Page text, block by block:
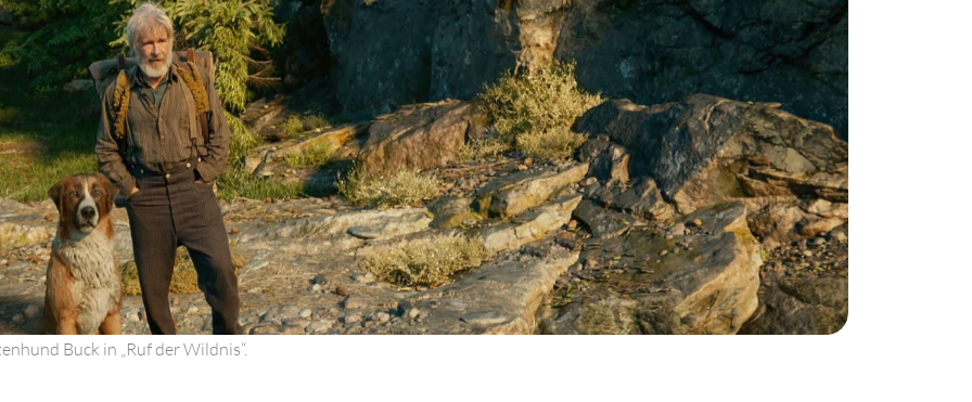
Buck in „Ruf der Wildnis“.